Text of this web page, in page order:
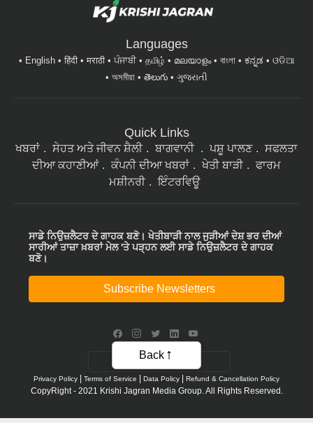
Languages
English हिंदी मराठी ਪੰਜਾਬੀ தமிழ் മലയാളം বাংলা ಕನ್ನಡ
ଓଡିଆ
অসমীয়া
తెలుగు ગુજરાતી
Quick Links
ਖਬਰਾਂ ਸੇਹਤ ਅਤੇ ਜੀਵਨ ਸ਼ੈਲੀ ਬਾਗਵਾਨੀ ਪਸ਼ੂ ਪਾਲਣ
ਸਫਲਤਾ
ਦੀਆ ਕਹਾਣੀਆਂ
ਕੰਪਨੀ ਦੀਆ ਖਬਰਾਂ ਖੇਤੀ ਬਾੜੀ
ਫਾਰਮ
ਮਸ਼ੀਨਰੀ
ਇੰਟਰਵਿਊ
ਸਾਡੇ ਨਿਉਜ਼ਲੈਟਰ ਦੇ ਗਾਹਕ ਬਣੋ। ਖੇਤੀਬਾੜੀ ਨਾਲ ਜੁੜੀਆਂ ਦੇਸ਼ ਭਰ ਦੀਆਂ
ਸਾਰੀਆਂ ਤਾਜ਼ਾ ਖ਼ਬਰਾਂ ਮੇਲ 'ਤੇ ਪੜ੍ਹਨ ਲਈ ਸਾਡੇ ਨਿਉਜ਼ਲੈਟਰ ਦੇ ਗਾਹਕ
ਬਣੋ।
Subscribe Newsletters
Privacy Policy Terms of Service Data Policy Refund & Cancellation Policy
CopyRight - 2021 Krishi Jagran Media Group. All Rights Reserved.
Back